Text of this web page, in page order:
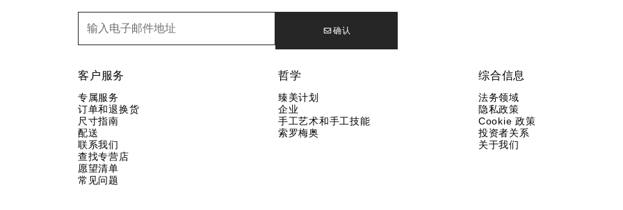
确认
客户服务
专属服务
订单和退换货
尺寸指南
配送
联系我们
查找专营店
愿望清单
常见问题
哲学
臻美计划
企业
手工艺术和手工技能
索罗梅奥
综合信息
法务领域
隐私政策
Cookie 政策
投资者关系
关于我们